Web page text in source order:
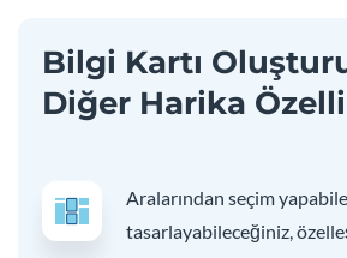
Bilgi Kartı
Diğer Harika
Aralarından seçim
tasarlayabileceğiniz,